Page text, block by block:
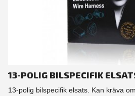
13-POLIG BILSPECIFIK
13-polig bilspecifik elsats. Kan kräva